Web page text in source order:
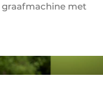
graafmachine met